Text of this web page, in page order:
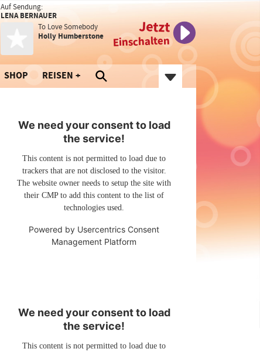
Auf Sendung:
LENA BERNAUER
To Love Somebody
Holly Humberstone
Jetzt
Einschalten
SHOP REISEN
We need your consent to load
the service!
This content is not permitted to load due to
trackers that are not disclosed to the visitor.
The website owner needs to setup the site with
their CMP to add this content to the list of
technologies used.
Powered by Usercentrics Consent
Management Platform
We need your consent to load
the service!
This content is not permitted to load due to